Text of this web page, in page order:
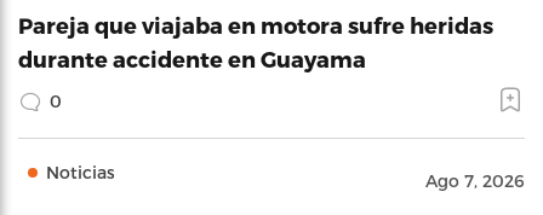
Pareja que viajaba en motora sufre heridas
durante accidente en Guayama
0
Noticias Ago 7, 2026